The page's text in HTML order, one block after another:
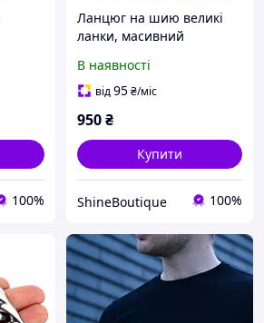
100%
Ланцюг на шию великі
ланки, масивний
В наявності
від95₴/міс
950₴
Купити
ShineBoutique 100%